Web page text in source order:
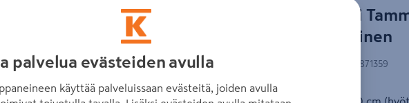
Aitajärjestelmän elementti
160x100cm maalattu valkoinen
Tuotenumero: 6420160871359
palvelua evästeiden avulla
käyttää palveluissaan evästeitä, joiden avulla